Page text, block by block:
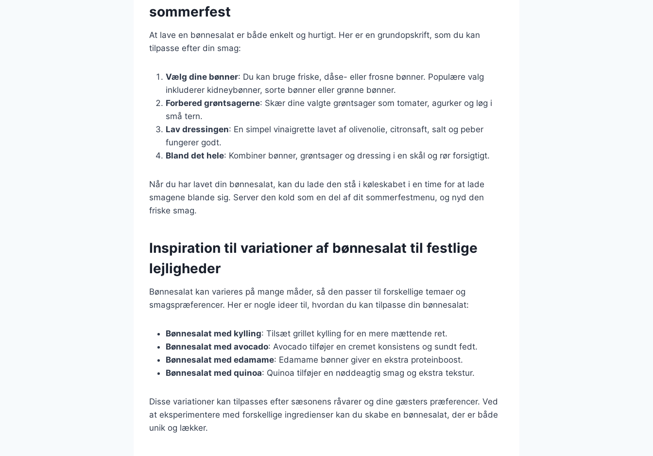
sommerfest
At lave en bønnesalat er både enkelt og hurtigt. Her er en grundopskrift, som du kan
tilpasse efter din smag:
Vælg dine bønner: Du kan bruge friske, dåse- eller frosne bønner. Populære valg
inkluderer kidneybønner, sorte bønner eller grønne bønner.
Forbered grøntsagerne: Skær dine valgte grøntsager som tomater, agurker og løg i
små tern.
Lav dressingen: En simpel vinaigrette lavet af olivenolie, citronsaft, salt og peber
fungerer godt.
Bland det hele: Kombiner bønner, grøntsager og dressing i en skål og rør forsigtigt.
Når du har lavet din bønnesalat, kan du lade den stå i køleskabet i en time for at lade
smagene blande sig. Server den kold som en del af dit sommerfestmenu, og nyd den
friske smag.
Inspiration til variationer af bønnesalat til festlige
lejligheder
Bønnesalat kan varieres på mange måder, så den passer til forskellige temaer og
smagspræferencer. Her er nogle ideer til, hvordan du kan tilpasse din bønnesalat:
Bønnesalat med kylling: Tilsæt grillet kylling for en mere mættende ret.
Bønnesalat med avocado: Avocado tilføjer en cremet konsistens og sundt fedt.
Bønnesalat med edamame: Edamame bønner giver en ekstra proteinboost.
Bønnesalat med quinoa: Quinoa tilføjer en nøddeagtig smag og ekstra tekstur.
Disse variationer kan tilpasses efter sæsonens råvarer og dine gæsters præferencer. Ved
at eksperimentere med forskellige ingredienser kan du skabe en bønnesalat, der er både
unik og lækker.